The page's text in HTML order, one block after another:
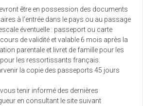
être en possession des documents
à l’entrée dans le pays ou au passage
éventuelle : passeport ou carte
de validité et valable 6 mois après la
parentale et livret de famille pour les
les ressortissants français.
la copie des passeports 45 jours
tenir informé des dernières
en consultant le site suivant